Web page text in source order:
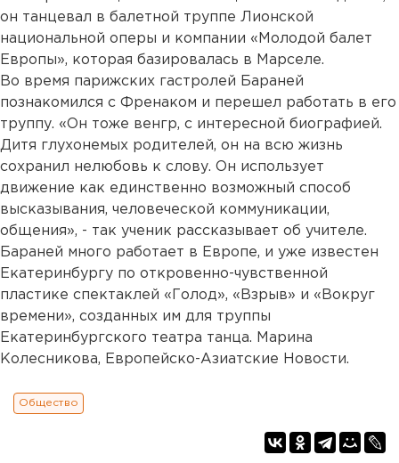
он танцевал в балетной труппе Лионской
национальной оперы и компании «Молодой балет
Европы», которая базировалась в Марселе.
Во время парижских гастролей Бараней
познакомился с Френаком и перешел работать в его
труппу. «Он тоже венгр, с интересной биографией.
Дитя глухонемых родителей, он на всю жизнь
сохранил нелюбовь к слову. Он использует
движение как единственно возможный способ
высказывания, человеческой коммуникации,
общения», - так ученик рассказывает об учителе.
Бараней много работает в Европе, и уже известен
Екатеринбургу по откровенно-чувственной
пластике спектаклей «Голод», «Взрыв» и «Вокруг
времени», созданных им для труппы
Екатеринбургского театра танца. Марина
Колесникова, Европейско-Азиатские Новости.
Общество